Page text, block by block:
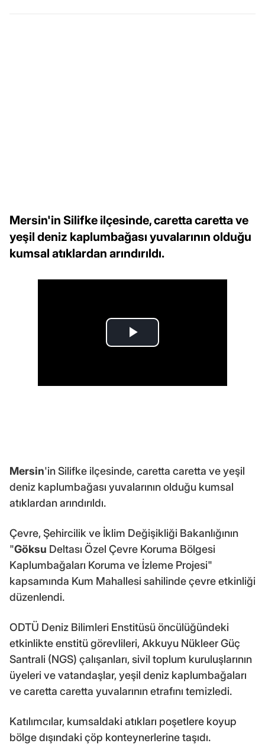
Mersin'in Silifke ilçesinde, caretta caretta ve
yeşil deniz kaplumbağası yuvalarının olduğu
kumsal atıklardan arındırıldı.
Mersin'in Silifke ilçesinde, caretta caretta ve yeşil
deniz kaplumbağası yuvalarının olduğu kumsal
atıklardan arındırıldı.
Çevre, Şehircilik ve İklim Değişikliği Bakanlığının
"Göksu Deltası Özel Çevre Koruma Bölgesi
Kaplumbağaları Koruma ve İzleme Projesi"
kapsamında Kum Mahallesi sahilinde çevre etkinliği
düzenlendi.
ODTÜ Deniz Bilimleri Enstitüsü öncülüğündeki
etkinlikte enstitü görevlileri, Akkuyu Nükleer Güç
Santrali (NGS) çalışanları, sivil toplum kuruluşlarının
üyeleri ve vatandaşlar, yeşil deniz kaplumbağaları
ve caretta caretta yuvalarının etrafını temizledi.
Katılımcılar, kumsaldaki atıkları poşetlere koyup
bölge dışındaki çöp konteynerlerine taşıdı.